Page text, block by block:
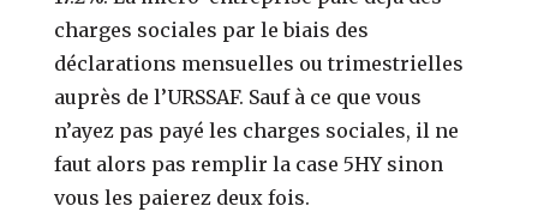
charges sociales par le biais des
déclarations mensuelles ou trimestrielles
auprès de l’URSSAF. Sauf à ce que vous
n’ayez pas payé les charges sociales, il ne
faut alors pas remplir la case 5HY sinon
vous les paierez deux fois.